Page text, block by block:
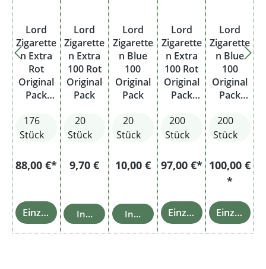
Lord
Zigarette
n Extra
Rot
Original
Pack
176
Stück
88,00 €*
Einzelheiten
Lord
Zigarette
n Extra
100 Rot
Original
Pack
20
Stück
Regulärer Preis:
9,70 €
In den Warenkorb
Lord
Zigarette
n Blue
100
Original
Pack
20
Stück
Regulärer Preis:
10,00 €
In den Warenkorb
Lord
Zigarette
n Extra
100 Rot
Original
Pack
200
Stück
97,00 €*
Einzelheiten
Lord
Zigarette
n Blue
100
Original
Pack
200
Stück
100,00 €
*
Einzelheiten